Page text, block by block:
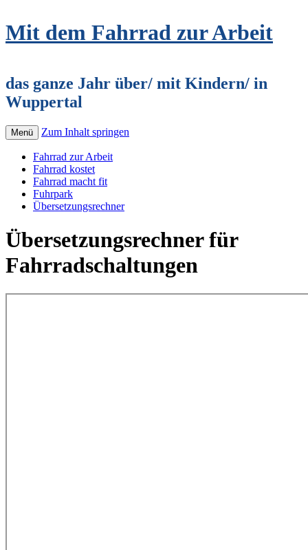
Mit dem Fahrrad zur Arbeit
das ganze Jahr über/ mit Kindern/ in
Wuppertal
Menü Zum Inhalt springen
Fahrrad zur Arbeit
Fahrrad kostet
Fahrrad macht fit
Fuhrpark
Übersetzungsrechner
Übersetzungsrechner für
Fahrradschaltungen